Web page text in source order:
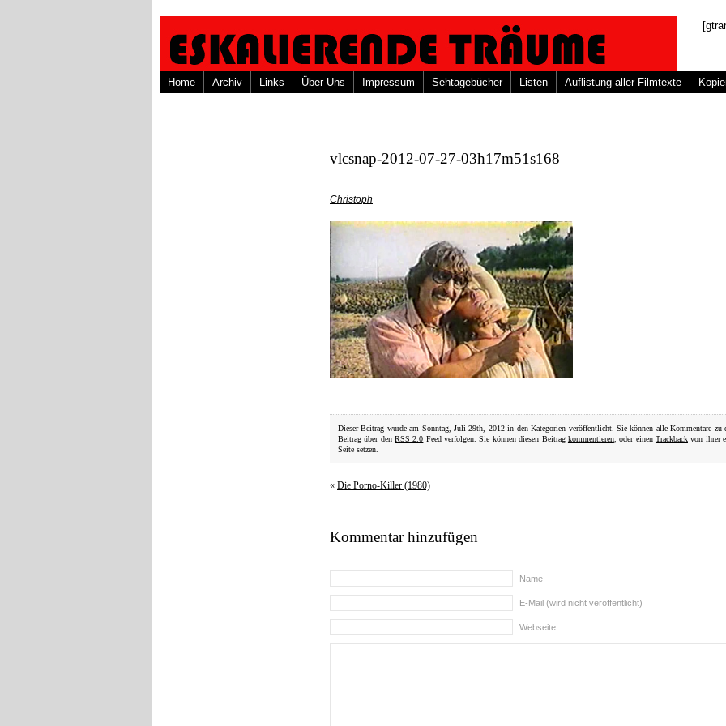
Home Archiv Links Über Uns Impressum Sehtagebücher Listen Auflistung aller Filmtexte
vlcsnap-2012-07-27-03h17m51s168
Christoph
Dieser Beitrag wurde am Sonntag, Juli 29th, 2012 in den Kategorien veröffentlicht. Sie können alle Kommentare zu
Beitrag über denRSS 2.0 Feed verfolgen. Sie können diesen Beitrag kommentieren, oder einen Trackbackvon ihrer
Seite setzen.
« Die Porno-Killer (1980)
Kommentar hinzufügen
Name
E-Mail (wird nicht veröffentlicht)
Webseite